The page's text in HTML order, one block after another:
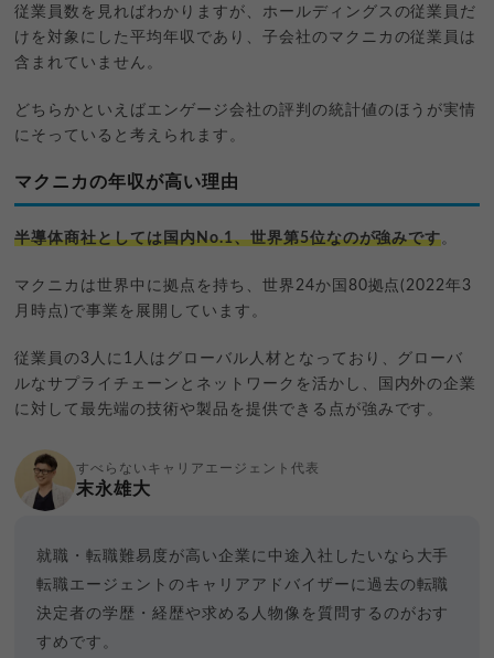
従業員数を見ればわかりますが、ホールディングスの従業員だ
けを対象にした平均年収であり、子会社のマクニカの従業員は
含まれていません。
どちらかといえばエンゲージ会社の評判の統計値のほうが実情
にそっていると考えられます。
マクニカの年収が高い理由
半導体商社としては国内No.1、世界第5位なのが強みです。
マクニカは世界中に拠点を持ち、世界24か国80拠点(2022年3
月時点)で事業を展開しています。
従業員の3人に1人はグローバル人材となっており、グローバ
ルなサプライチェーンとネットワークを活かし、国内外の企業
に対して最先端の技術や製品を提供できる点が強みです。
すべらないキャリアエージェント代表
末永雄大
就職・転職難易度が高い企業に中途入社したいなら大手
転職エージェントのキャリアアドバイザーに過去の転職
決定者の学歴・経歴や求める人物像を質問するのがおす
すめです。